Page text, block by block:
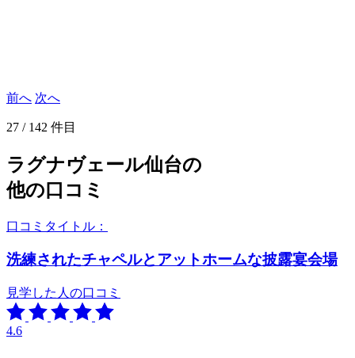
前へ 次へ
27 / 142 件目
ラグナヴェール仙台の
他の口コミ
口コミタイトル：
洗練されたチャペルとアットホームな披露宴会場
見学した人の口コミ
4.6